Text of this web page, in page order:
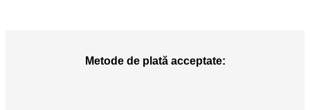
Metode de plată acceptate: